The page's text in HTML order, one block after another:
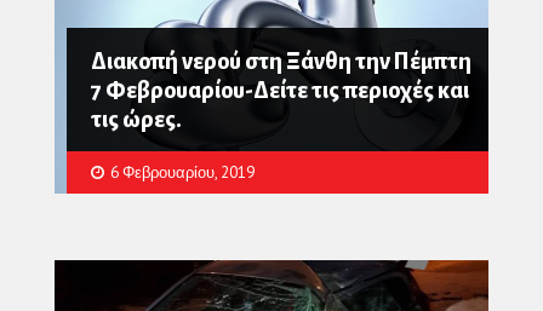
Διακοπή νερού στη Ξάνθη την Πέμπτη
7 Φεβρουαρίου-Δείτε τις περιοχές και
τις ώρες.
6 Φεβρουαρίου, 2019